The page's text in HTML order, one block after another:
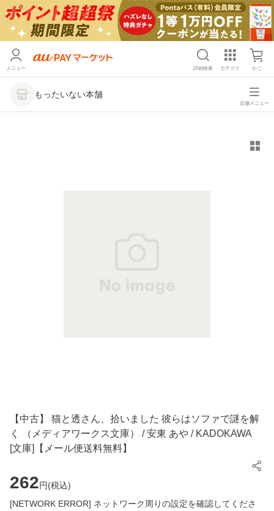
メニュー 詳細検索 カテゴリ かご
もったいない本舗
店舗メニュー
【中古】 猫と透さん、拾いました 彼らはソファで謎を解
く （メディアワークス文庫） / 安東 あや / KADOKAWA
[文庫]【メール便送料無料】
262円(税込)
[NETWORK ERROR] ネットワーク周りの設定を確認してくださ